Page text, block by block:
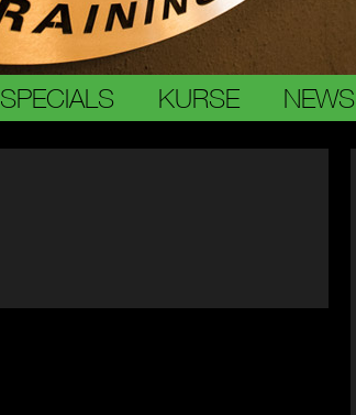
SPECIALS KURSE NEWS